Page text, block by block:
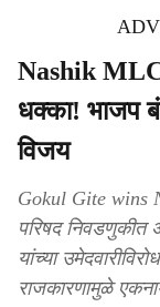
Nashik
धक्का! भाजप
विजय
Gokul Gite wins
परिषद निवडणुकीत
यांच्या
राजकारणामुळे